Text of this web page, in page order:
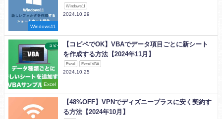
Windows11
Windows11
2024.10.29
Excel
【コピペでOK】VBAでデータ項目ごとに新シート
を作成する方法【2024年11月】
Excel Excel VBA
2024.10.25
【48%OFF】VPNでディズニープラスに安く契約す
る方法【2024年10月】